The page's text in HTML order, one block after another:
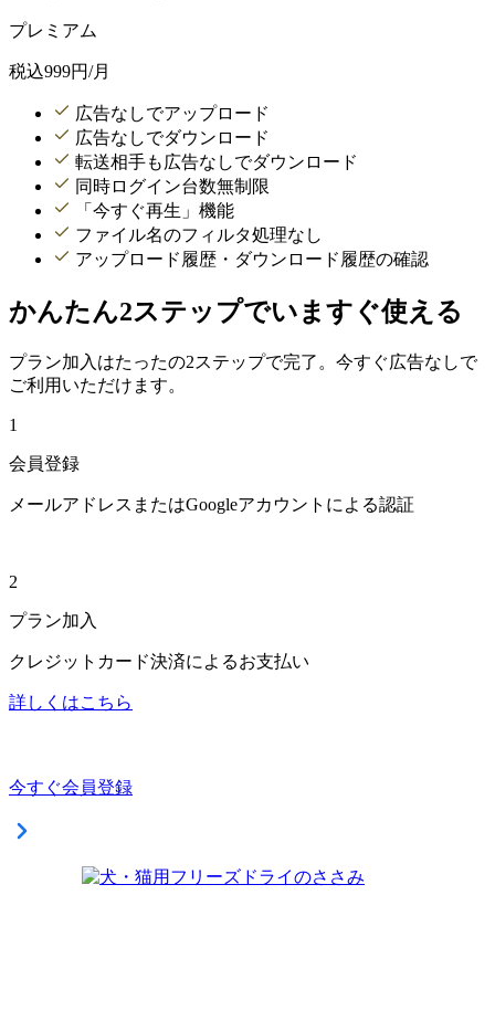
プレミアム
税込999円/月
広告なしでアップロード
広告なしでダウンロード
転送相手も広告なしでダウンロード
同時ログイン台数無制限
「今すぐ再生」機能
ファイル名のフィルタ処理なし
アップロード履歴・ダウンロード履歴の確認
かんたん2ステップでいますぐ使える
プラン加入はたったの2ステップで完了。今すぐ広告なしで
ご利用いただけます。
1
会員登録
メールアドレスまたはGoogleアカウントによる認証
2
プラン加入
クレジットカード決済によるお支払い
詳しくはこちら
今すぐ会員登録